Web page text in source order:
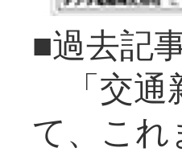
■過去記
「交通
て、こ